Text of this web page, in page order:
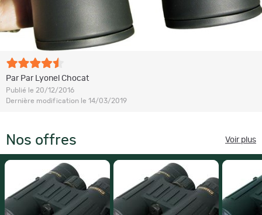
Par Par Lyonel Chocat
Publié le 20/12/2016
Dernière modification le 14/03/2019
Nos offres Voir plus